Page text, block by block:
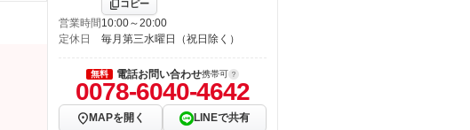
コピー
営業時間10:00～20:00
定休日
毎月第三水曜日（祝日除く）
無料 電話お問い合わせ携帯可
0078-6040-4642
MAPを開く
LINEで共有